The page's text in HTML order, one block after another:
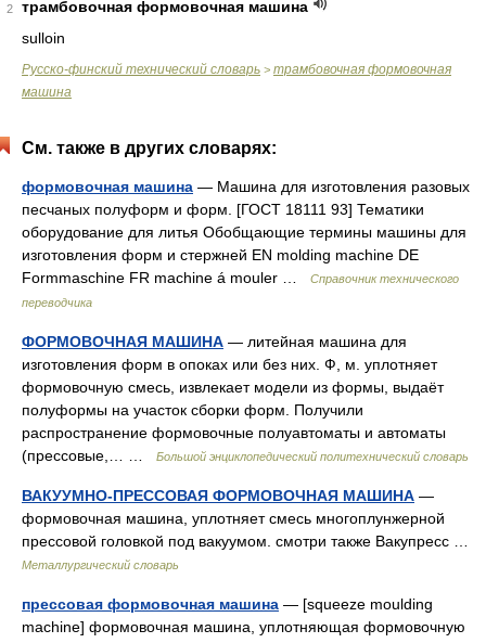
2
трамбовочная формовочная машина
sulloin
Русско-финский технический словарь > трамбовочная формовочная
машина
См. также в других словарях:
формовочная машина — Машина для изготовления разовых
песчаных полуформ и форм. [ГОСТ 18111 93] Тематики
оборудование для литья Обобщающие термины машины для
изготовления форм и стержней EN molding machine DE
Formmaschine FR machine á mouler …
Справочник технического
переводчика
ФОРМОВОЧНАЯ МАШИНА — литейная машина для
изготовления форм в опоках или без них. Ф, м. уплотняет
формовочную смесь, извлекает модели из формы, выдаёт
полуформы на участок сборки форм. Получили
распространение формовочные полуавтоматы и автоматы
(прессовые,… …
Большой энциклопедический политехнический словарь
ВАКУУМНО-ПРЕССОВАЯ ФОРМОВОЧНАЯ МАШИНА —
формовочная машина, уплотняет смесь многоплунжерной
прессовой головкой под вакуумом. смотри также Вакупресс …
Металлургический словарь
прессовая формовочная машина — [squeeze moulding
machine] формовочная машина, уплотняющая формовочную